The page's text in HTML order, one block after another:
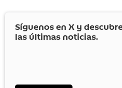
Síguenos en X y
las últimas noticias.